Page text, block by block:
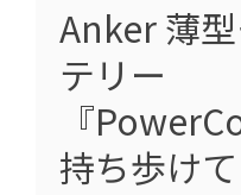
Anker 薄
テリー
『
持ち歩け